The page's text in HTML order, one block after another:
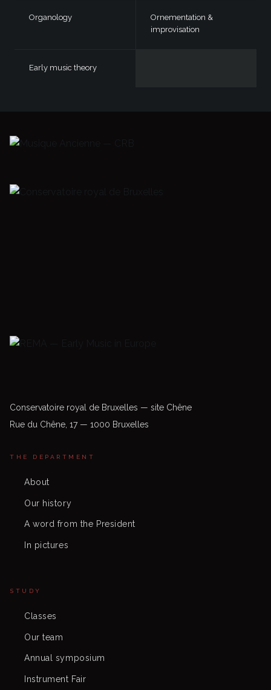
Organology
Ornementation &
improvisation
Early music theory
Conservatoire royal de Bruxelles — site Chêne
Rue du Chêne, 17 — 1000 Bruxelles
THE DEPARTMENT
About
Our history
A word from the President
In pictures
STUDY
Classes
Our team
Annual symposium
Instrument Fair